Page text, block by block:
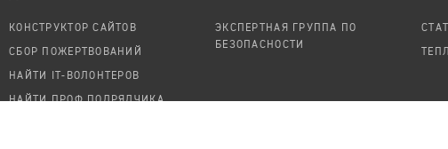
КОНСТРУКТОР САЙТОВ
СБОР ПОЖЕРТВОВАНИЙ
НАЙТИ IT-ВОЛОНТЕРОВ
НАЙТИ ПРОФ.ПОДРЯДЧИКА
ЭКСПЕРТНАЯ ГРУППА ПО
БЕЗОПАСНОСТИ